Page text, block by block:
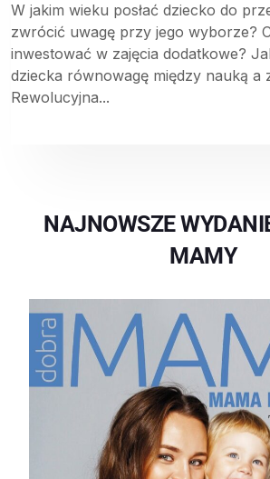
W jakim wieku posłać dziecko do
zwrócić uwagę przy jego wyborze?
inwestować w zajęcia dodatkowe?
dziecka równowagę między nauką a
Rewolucyjna...
NAJNOWSZE
MAMY